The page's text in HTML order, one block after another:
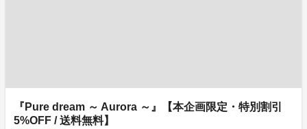
『Pure dream ～ Aurora ～』【本企画限定・特別割引
5%OFF / 送料無料】